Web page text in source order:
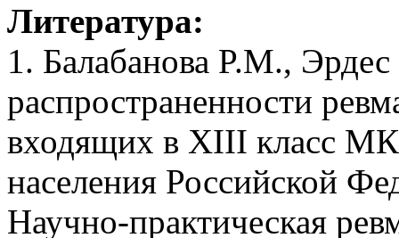
Литература:
1. Балабанова P.M.,
распространенности
входящих в XIII класс
населения Российской
Научно-практическая